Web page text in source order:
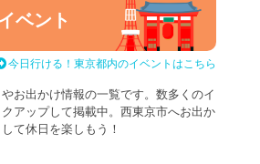
ベント
今日行ける！東京都内のイベントはこちら
お出かけ情報の一覧です。数多くのイ
アップして掲載中。西東京市へお出か
て休日を楽しもう！